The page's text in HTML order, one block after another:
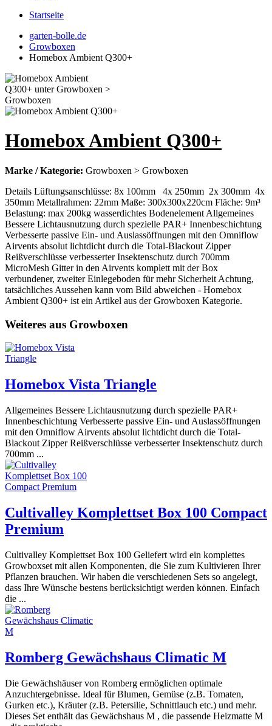
Startseite
garten-bolle.de
Growboxen
Homebox Ambient Q300+
Homebox Ambient Q300+
Marke / Kategorie: Growboxen > Growboxen
Details Lüftungsanschlüsse: 8x 100mm 4x 250mm 2x 300mm 4x
350mm Metallrahmen: 22mm Maße: 300x300x220cm Fläche: 9m³
Belastung: max 200kg wasserdichtes Bodenelement Allgemeines
Bessere Lichtausnutzung durch spezielle PAR+ Innenbeschichtung
Verbesserte passive Ein- und Auslassöffnungen mit den Omniflow
Airvents absolut lichtdicht durch die Total-Blackout Zipper
Reißverschlüsse verbesserter Insektenschutz durch 700mm
MicroMesh Gitter in den Airvents komplett mit der Box
verbundener, zweiter Einlegeboden für mehr Sicherheit Achtung,
tatsächliches Aussehen kann vom Bild abweichen - Homebox
Ambient Q300+ ist ein Artikel aus der Growboxen Kategorie.
Weiteres aus Growboxen
Homebox Vista Triangle
Allgemeines Bessere Lichtausnutzung durch spezielle PAR+
Innenbeschichtung Verbesserte passive Ein- und Auslassöffnungen
mit den Omniflow Airvents absolut lichtdicht durch die Total-
Blackout Zipper Reißverschlüsse verbesserter Insektenschutz durch
700mm ...
Cultivalley Komplettset Box 100 Compact
Premium
Cultivalley Komplettset Box 100 Geliefert wird ein komplettes
Growboxset mit allen Komponenten, die Sie zum Kultivieren Ihrer
Pflanzen brauchen. Wir haben die verschiedenen Sets so angelegt,
dass Ihre Wünsche bestens berücksichtigt werden können. Einfach
die ...
Romberg Gewächshaus Climatic M
Die Gewächshäuser von Romberg ermöglichen optimale
Anzuchtergebnisse. Ideal für Blumen, Gemüse (z.B. Tomaten,
Gurken etc.), Kräuter (z.B. Petersilie, Schnittlauch etc.) und mehr.
Dieses Set enthält das Gewächshaus M , die passende Heizmatte M